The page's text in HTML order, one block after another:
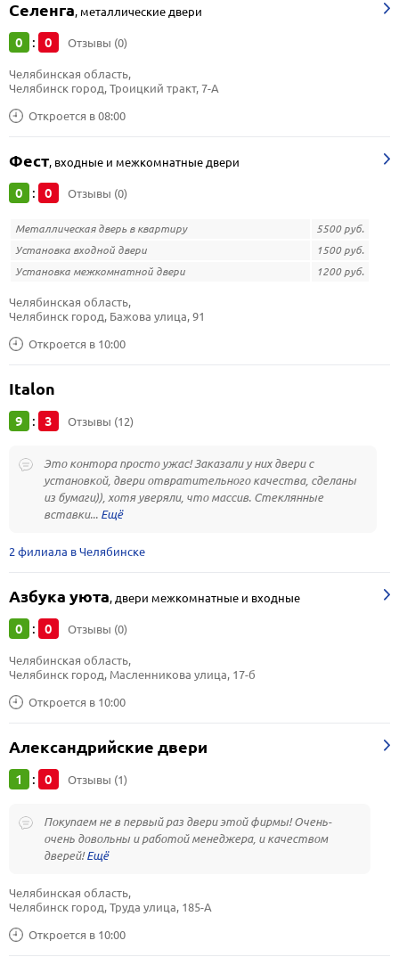
Селенга, металлические двери
0 : 0 Отзывы (0)
Откроется в 08:00
Челябинская область,
Челябинск город, Троицкий тракт, 7-А
Фест, входные и межкомнатные двери
0 : 0 Отзывы (0)
Металлическая дверь в квартиру
5500 руб.
Установка входной двери
1500 руб.
Установка межкомнатной двери
1200 руб.
Откроется в 10:00
Челябинская область,
Челябинск город, Бажова улица, 91
Italon
9 : 3 Отзывы (12)
Это контора просто ужас! Заказали у них двери с
установкой, двери отвратительного качества, сделаны
из бумаги)), хотя уверяли, что массив. Стеклянные
вставки...
2 филиала в Челябинске
Азбука уюта, двери межкомнатные и входные
0 : 0 Отзывы (0)
Откроется в 10:00
Челябинская область,
Челябинск город, Масленникова улица, 17-б
Александрийские двери
1 : 0 Отзывы (1)
Покупаем не в первый раз двери этой фирмы! Очень-
очень довольны и работой менеджера, и качеством
дверей!
Откроется в 10:00
Челябинская область,
Челябинск город, Труда улица, 185-А